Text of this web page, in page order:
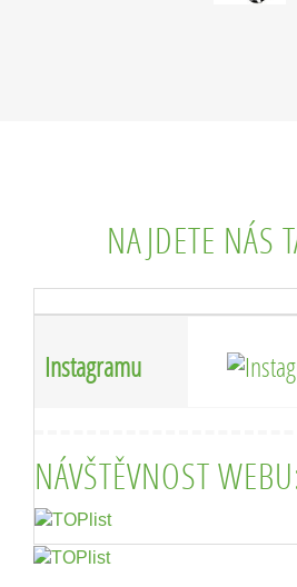
NAJDETE NÁS
Instagramu
NÁVŠTĚVNOST